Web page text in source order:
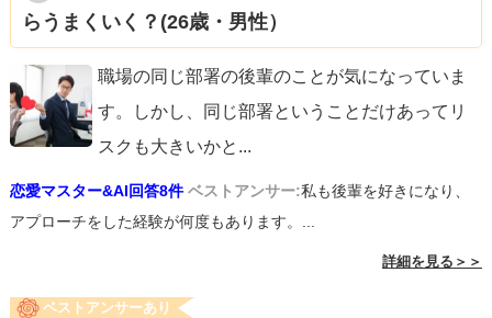
らうまくいく？(26歳・男性）
職場の同じ部署の後輩のことが気になっていま
す。しかし、同じ部署ということだけあってリ
スクも大きいかと ...
恋愛マスター&AI回答8件 ベストアンサー:私も後輩を好きになり、
アプローチをした経験が何度もあります。...
詳細を見る＞＞
ベストアンサーあり